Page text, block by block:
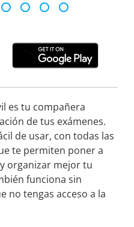
es tu compañera
de tus exámenes.
de usar, con todas las
te permiten poner a
organizar mejor tu
funciona sin
no tengas acceso a la